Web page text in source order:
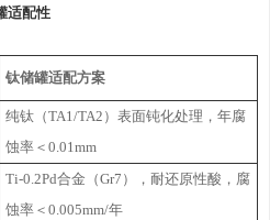
适配性
钛储罐适配方案
纯钛（TA1/TA2）表面钝化处理，年腐
蚀率＜0.01mm
Ti-0.2Pd合金（Gr7），耐还原性酸，腐
蚀率＜0.005mm/年